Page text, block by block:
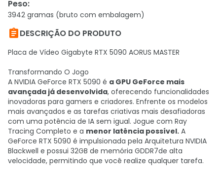
Peso:
3942 gramas (bruto com embalagem)
DESCRIÇÃO DO PRODUTO
Placa de Vídeo Gigabyte RTX 5090 AORUS MASTER
Transformando O Jogo
A NVIDIA GeForce RTX 5090 é a GPU GeForce mais
avançada já desenvolvida, oferecendo funcionalidades
inovadoras para gamers e criadores. Enfrente os modelos
mais avançados e as tarefas criativas mais desafiadoras
com uma potência de IA sem igual. Jogue com Ray
Tracing Completo e a menor latência possível. A
GeForce RTX 5090 é impulsionada pela Arquitetura NVIDIA
Blackwell e possui 32GB de memória GDDR7de alta
velocidade, permitindo que você realize qualquer tarefa.